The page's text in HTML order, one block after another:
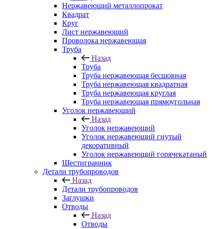
Нержавеющий металлопрокат
Квадрат
Круг
Лист нержавеющий
Проволока нержавеющая
Труба
Назад
Труба
Труба нержавеющая бесшовная
Труба нержавеющая квадратная
Труба нержавеющая круглая
Труба нержавеющая прямоугольная
Уголок нержавеющий
Назад
Уголок нержавеющий
Уголок нержавеющий гнутый
декоративный
Уголок нержавеющий горячекатаный
Шестигранник
Детали трубопроводов
Назад
Детали трубопроводов
Заглушки
Отводы
Назад
Отводы